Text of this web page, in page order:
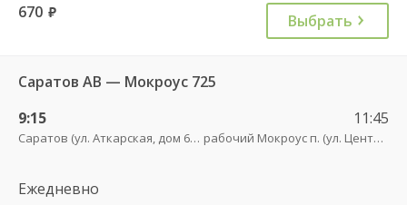
670 руб. Выбрать
Саратов АВ — Мокроус 725
9:15
Саратов (ул. Аткарская, дом 66 А)
11:45
рабочий Мокроус п. (ул. Центральная, 37)
Ежедневно